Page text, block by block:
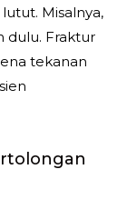
Misalnya,
dulu. Fraktur
tekanan